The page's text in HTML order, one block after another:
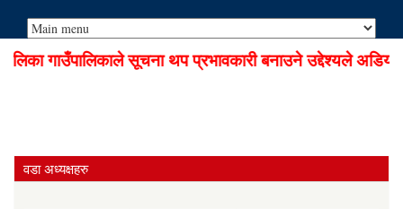
गाउँपालिकाले सूचना थप प्रभावकारी बनाउने उद्देश्यले अडियो
वडा अध्यक्षहरु